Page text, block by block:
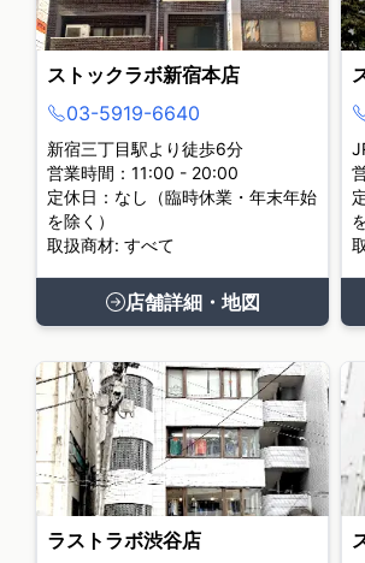
ストックラボ新宿本店
03-5919-6640
新宿三丁目駅より徒歩6分
営業時間：11:00 - 20:00
定休日：なし（臨時休業・年末年始
を除く）
取扱商材: すべて
店舗詳細・地図
ラストラボ渋谷店